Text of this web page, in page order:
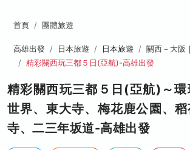
首頁 團體旅遊
高雄出發 日本旅遊 日本旅遊
關西－大阪
精彩關西玩三都５日(亞航)-高雄出發
精彩關西玩三都５日(亞航)～
世界、東大寺、梅花鹿公園、
寺、二三年坂道-高雄出發